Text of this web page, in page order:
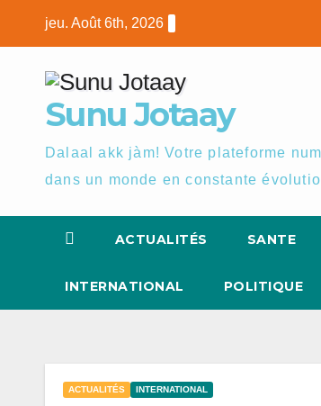
jeu. Août 6th, 2026
Sunu Jotaay
Dalaal akk jàm! Votre plateforme
dans un monde en constante
ACTUALITÉS SANTE
INTERNATIONAL POLITIQUE
ACTUALITÉS INTERNATIONAL